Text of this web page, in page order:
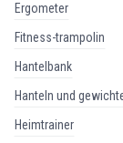
ergometer
fitness-trampolin
hantelbank
hanteln und
heimtrainer